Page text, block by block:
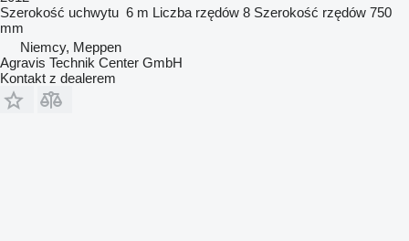
Szerokość uchwytu 6 m Liczba rzędów 8 Szerokość rzędów 750
mm
Niemcy, Meppen
Agravis Technik Center GmbH
Kontakt z dealerem